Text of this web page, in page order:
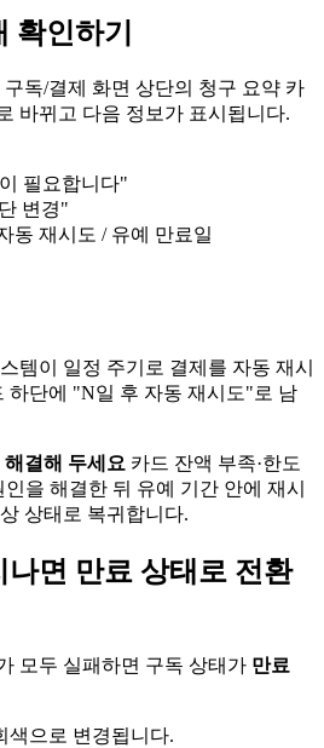
확인하기
독/결제 화면 상단의 청구 요약 카
바뀌고 다음 정보가 표시됩니다.
필요합니다"
변경"
동 재시도 / 유예 만료일
템이 일정 주기로 결제를 자동 재시
하단에 "N일 후 자동 재시도"로 남
결해 두세요 카드 잔액 부족·한도
을 해결한 뒤 유예 기간 안에 재시
상태로 복귀합니다.
나면 만료 상태로 전환
모두 실패하면 구독 상태가 만료
색으로 변경됩니다.